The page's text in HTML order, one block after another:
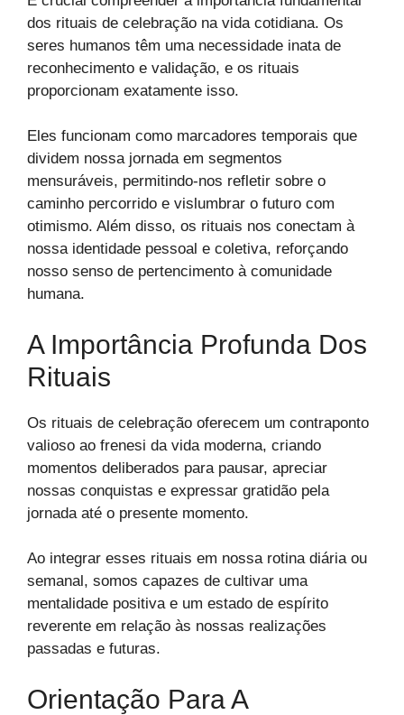
dos rituais de celebração na vida cotidiana. Os
seres humanos têm uma necessidade inata de
reconhecimento e validação, e os rituais
proporcionam exatamente isso.
Eles funcionam como marcadores temporais que
dividem nossa jornada em segmentos
mensuráveis, permitindo-nos refletir sobre o
caminho percorrido e vislumbrar o futuro com
otimismo. Além disso, os rituais nos conectam à
nossa identidade pessoal e coletiva, reforçando
nosso senso de pertencimento à comunidade
humana.
A Importância Profunda Dos
Rituais
Os rituais de celebração oferecem um contraponto
valioso ao frenesi da vida moderna, criando
momentos deliberados para pausar, apreciar
nossas conquistas e expressar gratidão pela
jornada até o presente momento.
Ao integrar esses rituais em nossa rotina diária ou
semanal, somos capazes de cultivar uma
mentalidade positiva e um estado de espírito
reverente em relação às nossas realizações
passadas e futuras.
Orientação Para A